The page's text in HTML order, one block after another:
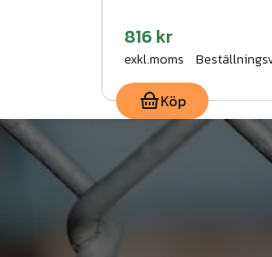
816 kr
exkl.moms
Köp